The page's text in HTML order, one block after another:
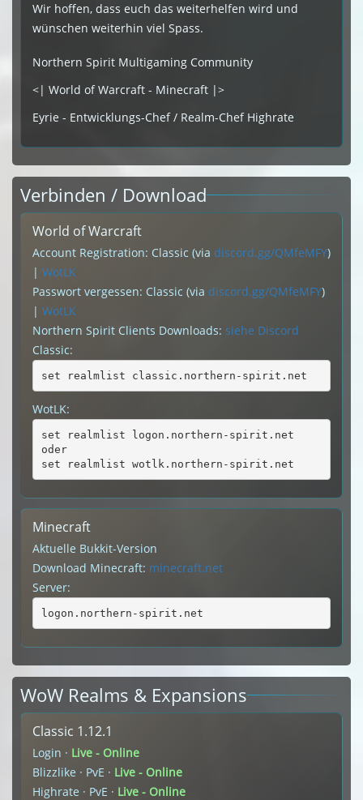
Wir hoffen, dass euch das weiterhelfen wird und
wünschen weiterhin viel Spass.
Northern Spirit Multigaming Community
<| World of Warcraft - Minecraft |>
Eyrie - Entwicklungs-Chef / Realm-Chef Highrate
Verbinden / Download
World of Warcraft
Account Registration: Classic (via discord.gg/QMfeMFY)
| WotLK
Passwort vergessen: Classic (via discord.gg/QMfeMFY)
| WotLK
Northern Spirit Clients Downloads: siehe Discord
Classic:
set realmlist classic.northern-spirit.net
WotLK:
set realmlist logon.northern-spirit.net
oder
set realmlist wotlk.northern-spirit.net
Minecraft
Aktuelle Bukkit-Version
Download Minecraft: minecraft.net
Server:
logon.northern-spirit.net
WoW Realms & Expansions
Classic 1.12.1
Login · Live - Online
Blizzlike · PvE · Live - Online
Highrate · PvE · Live - Online